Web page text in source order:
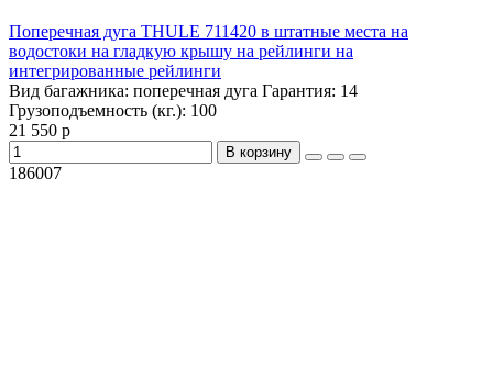
Поперечная дуга THULE 711420 в штатные места на
водостоки на гладкую крышу на рейлинги на
интегрированные рейлинги
Вид багажника: поперечная дуга Гарантия: 14
Грузоподъемность (кг.): 100
21 550 р
В корзину
186007